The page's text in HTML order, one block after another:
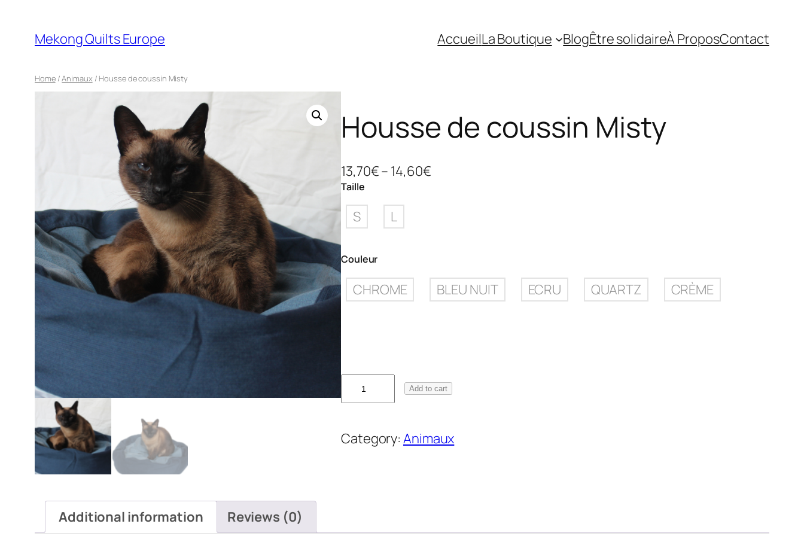
Mekong Quilts Europe AccueilLa Boutique BlogÊtre solidaireÀ ProposContact
Home/Animaux/ Housse de coussin Misty
Housse de coussin Misty
13,70€– 14,60€
Taille
S L
Couleur
CHROME BLEU NUIT ECRU QUARTZ CRÈME
o
s
Add to cart
Category:Animaux
Additional information Reviews (0)